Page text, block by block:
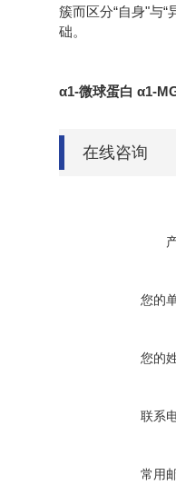
簇而区分“自身"与
础。
α1-微球蛋白 α1-
在线咨询
您的
您的
联系
常用